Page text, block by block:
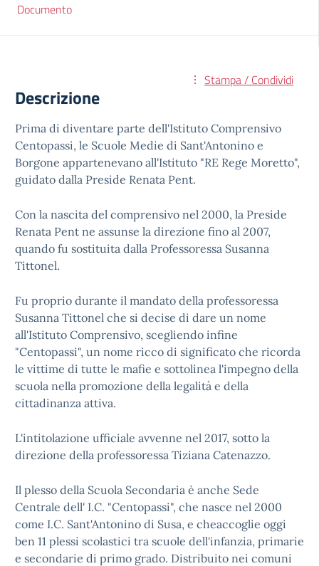
Documento
Stampa / Condividi
Descrizione
Prima di diventare parte dell'Istituto Comprensivo
Centopassi, le Scuole Medie di Sant'Antonino e
Borgone appartenevano all'Istituto "RE Rege Moretto",
guidato dalla Preside Renata Pent.
Con la nascita del comprensivo nel 2000, la Preside
Renata Pent ne assunse la direzione fino al 2007,
quando fu sostituita dalla Professoressa Susanna
Tittonel.
Fu proprio durante il mandato della professoressa
Susanna Tittonel che si decise di dare un nome
all'Istituto Comprensivo, scegliendo infine
"Centopassi", un nome ricco di significato che ricorda
le vittime di tutte le mafie e sottolinea l'impegno della
scuola nella promozione della legalità e della
cittadinanza attiva.
L'intitolazione ufficiale avvenne nel 2017, sotto la
direzione della professoressa Tiziana Catenazzo.
Il plesso della Scuola Secondaria è anche Sede
Centrale dell' I.C. "Centopassi", che nasce nel 2000
come I.C. Sant'Antonino di Susa, e cheaccoglie oggi
ben 11 plessi scolastici tra scuole dell'infanzia, primarie
e secondarie di primo grado. Distribuito nei comuni